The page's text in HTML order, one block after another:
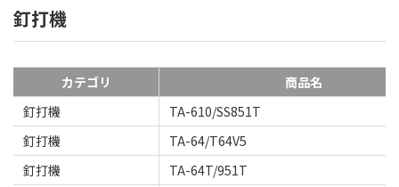
釘打機
カテゴリ
商品名
釘打機
TA-610/SS851T
釘打機
TA-64/T64V5
釘打機
TA-64T/951T